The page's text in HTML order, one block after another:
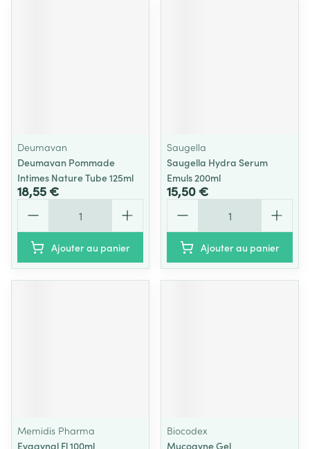
Deumavan
Deumavan Pommade
Intimes Nature Tube 125ml
18,55 €
Ajouter au panier
Saugella
Saugella Hydra Serum
Emuls 200ml
15,50 €
Ajouter au panier
Memidis Pharma
Evagynal Fl 100ml
Biocodex
Mucogyne Gel